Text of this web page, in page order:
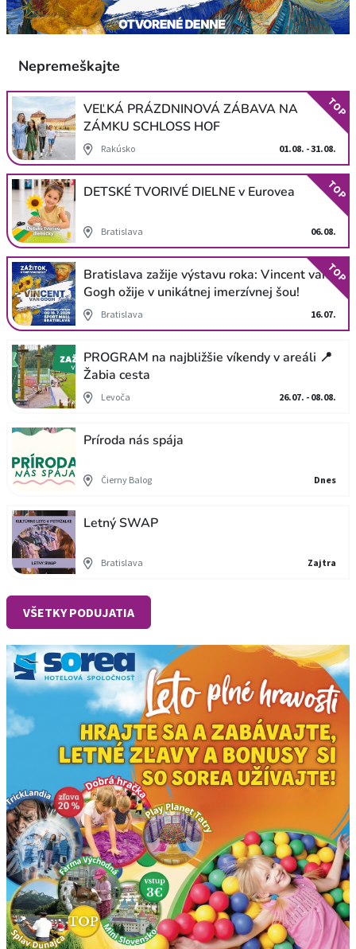
Nepremeškajte
VEĽKÁ PRÁZDNINOVÁ ZÁBAVA NA
ZÁMKU SCHLOSS HOF
Rakúsko 01.08. - 31.08.
TOP
DETSKÉ TVORIVÉ DIELNE v Eurovea
Bratislava 06.08.
TOP
Bratislava zažije výstavu roka: Vincent van
Gogh ožije v unikátnej imerzívnej šou!
Bratislava 16.07.
TOP
PROGRAM na najbližšie víkendy v areáli 📍
Žabia cesta
Levoča 26.07. - 08.08.
Príroda nás spája
Čierny Balog Dnes
Letný SWAP
Bratislava Zajtra
VŠETKY PODUJATIA